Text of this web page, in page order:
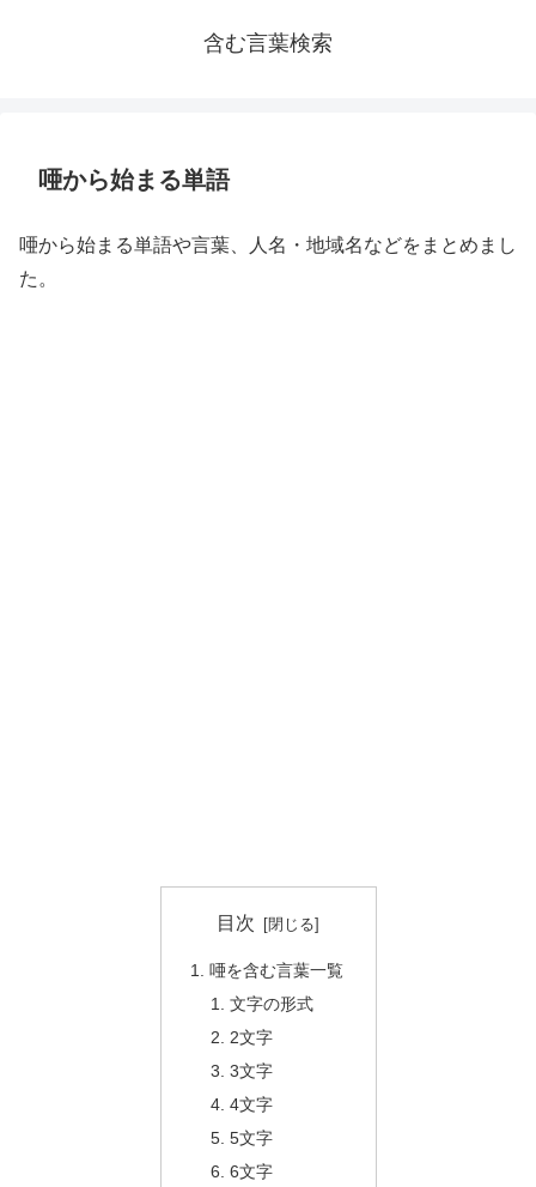
含む言葉検索
唖から始まる単語
唖から始まる単語や言葉、人名・地域名などをまとめまし
た。
目次
唖を含む言葉一覧
文字の形式
2文字
3文字
4文字
5文字
6文字